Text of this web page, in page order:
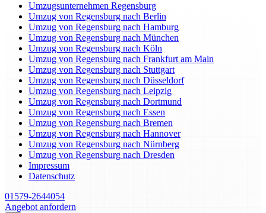
Umzugsunternehmen Regensburg
Umzug von Regensburg nach Berlin
Umzug von Regensburg nach Hamburg
Umzug von Regensburg nach München
Umzug von Regensburg nach Köln
Umzug von Regensburg nach Frankfurt am Main
Umzug von Regensburg nach Stuttgart
Umzug von Regensburg nach Düsseldorf
Umzug von Regensburg nach Leipzig
Umzug von Regensburg nach Dortmund
Umzug von Regensburg nach Essen
Umzug von Regensburg nach Bremen
Umzug von Regensburg nach Hannover
Umzug von Regensburg nach Nürnberg
Umzug von Regensburg nach Dresden
Impressum
Datenschutz
01579-2644054
Angebot anfordern